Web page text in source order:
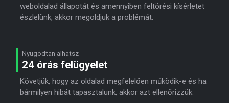
weboldalad állapotát és amennyiben feltörési kísérletet
észlelünk, akkor megoldjuk a problémát.
Nyugodtan alhatsz
24 órás felügyelet
Követjük, hogy az oldalad megfelelően működik-e és ha
bármilyen hibát tapasztalunk, akkor azt ellenőrizzük.